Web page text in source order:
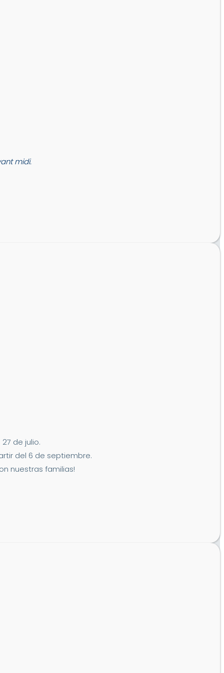
midi.
de julio.
del 6 de septiembre.
nuestras familias!